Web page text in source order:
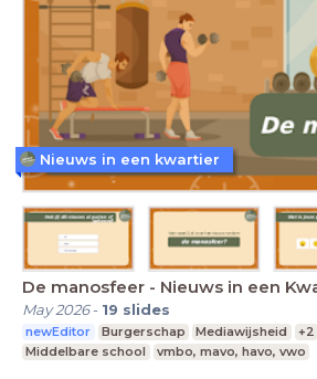
De manosfeer - Nieuws in een
May 2026- 19 slides
newEditor Burgerschap Mediawijsheid +2
Middelbare school
vmbo, mavo, havo, vwo
Nieuws in een kwartier